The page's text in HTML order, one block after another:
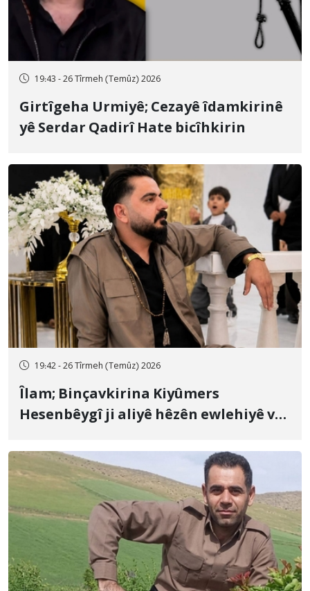
19:43 - 26 Tîrmeh (Temûz) 2026
Girtîgeha Urmiyê; Cezayê îdamkirinê
yê Serdar Qadirî Hate bicîhkirin
19:42 - 26 Tîrmeh (Temûz) 2026
Îlam; Binçavkirina Kiyûmers
Hesenbêygî ji aliyê hêzên ewlehiyê ve